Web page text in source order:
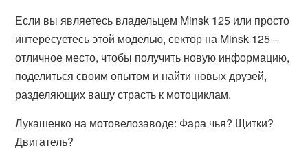
Если вы являетесь владельцем Minsk 125 или просто
интересуетесь этой моделью, сектор на Minsk 125 –
отличное место, чтобы получить новую информацию,
поделиться своим опытом и найти новых друзей,
разделяющих вашу страсть к мотоциклам.
Лукашенко на мотовелозаводе: Фара чья? Щитки?
Двигатель?